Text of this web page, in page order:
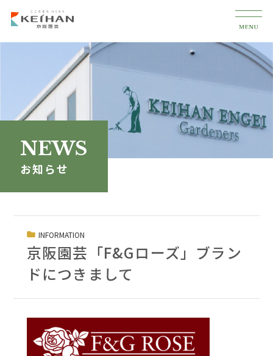
NEWS
お知らせ
INFORMATION
京阪園芸「F&Gローズ」ブラン
ドにつきまして